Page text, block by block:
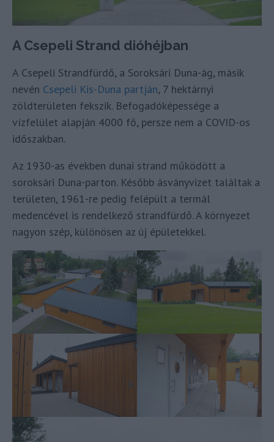
A Csepeli Strand dióhéjban
A Csepeli Strandfürdő, a Soroksári Duna-ág, másik
nevén Csepeli Kis-Duna partján, 7 hektárnyi
zöldterületen fekszik. Befogadóképessége a
vízfelület alapján 4000 fő, persze nem a COVID-os
időszakban.
Az 1930-as években dunai strand működött a
soroksári Duna-parton. Később ásványvizet találtak a
területen, 1961-re pedig felépült a termál
medencével is rendelkező strandfürdő. A környezet
nagyon szép, különösen az új épületekkel.